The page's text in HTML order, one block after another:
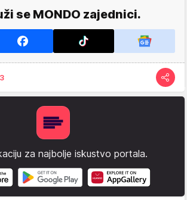
se MONDO zajednici.
3
za najbolje iskustvo portala.